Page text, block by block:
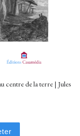
centre de la terre | Jules